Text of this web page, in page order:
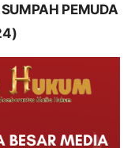
PEMUDA